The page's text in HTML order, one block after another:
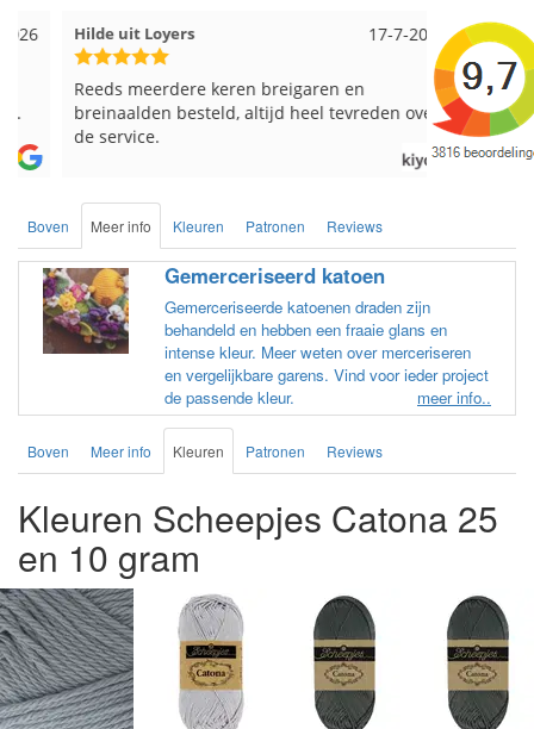
17-7-2026
Hilde uit Loyers
Reeds meerdere keren breigaren en
breinaalden besteld, altijd heel tevreden over
de service.
Loes uit
Snelle
Boven Meer info Kleuren Patronen Reviews
Gemerceriseerd katoen
Gemerceriseerde katoenen draden zijn
behandeld en hebben een fraaie glans en
intense kleur. Meer weten over merceriseren
en vergelijkbare garens. Vind voor ieder project
de passende kleur.
meer info..
Boven Meer info Kleuren Patronen Reviews
Kleuren Scheepjes Catona 25
en 10 gram